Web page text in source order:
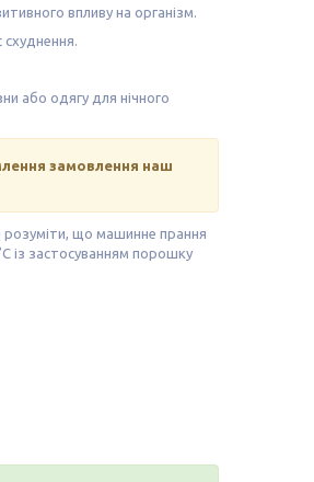
впливу на організм.
або одягу для нічного
замовлення наш
розуміти, що машинне прання
із застосуванням порошку